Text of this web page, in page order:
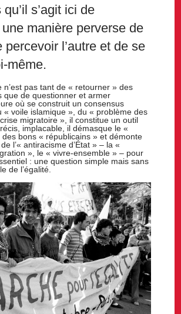
s’agit ici de
manière perverse de
percevoir l’autre et de se
même.
n’est pas tant de « retourner » des
que de questionner et armer
où se construit un consensus
« voile islamique », du « problème des
migratoire », il constitue un outil
implacable, il démasque le «
bons « républicains » et démonte
l’« antiracisme d’État » – la «
», le « vivre-ensemble » – pour
: une question simple mais sans
de l’égalité.